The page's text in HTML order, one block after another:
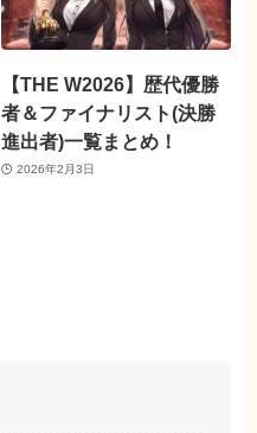
【THE W2026】歴代優勝
者＆ファイナリスト(決勝
進出者)一覧まとめ！
2026年2月3日